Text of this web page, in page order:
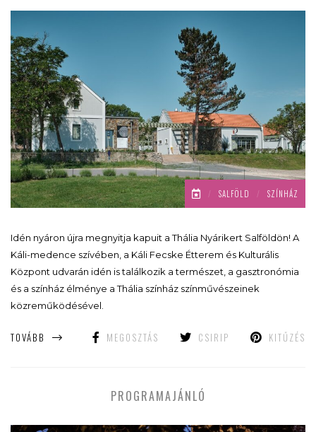
/ SALFÖLD / SZÍNHÁZ
Idén nyáron újra megnyitja kapuit a Thália Nyárikert Salföldön! A
Káli-medence szívében, a Káli Fecske Étterem és Kulturális
Központ udvarán idén is találkozik a természet, a gasztronómia
és a színház élménye a Thália színház színművészeinek
közreműködésével.
TOVÁBB KITŰZÉS
CSIRIP
MEGOSZTÁS
PROGRAMAJÁNLÓ